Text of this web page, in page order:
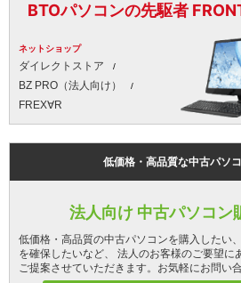
BTOパソコンの先駆者
ネットショップ
ダイレクトストア
BZ PRO（法人向け）
FREX∀R
低価格・高品質な中古パソ
法人向け 中古パソコン
低価格・高品質の中古パソコンを購入したい
を確保したいなど、 法人のお客様のご要望に
ご提案させていただきます。お気軽にお問い